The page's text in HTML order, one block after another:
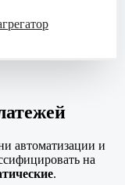
автоматизации и
на
.